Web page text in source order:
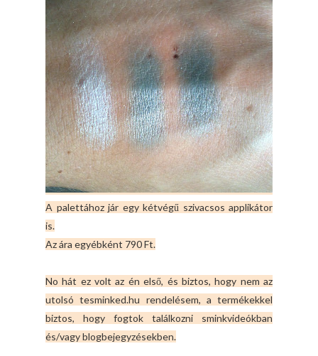
A palettához jár egy kétvégű szivacsos applikátor
is.
Az ára egyébként 790 Ft.
No hát ez volt az én első, és biztos, hogy nem az
utolsó tesminked.hu rendelésem, a termékekkel
biztos, hogy fogtok találkozni sminkvideókban
és/vagy blogbejegyzésekben.